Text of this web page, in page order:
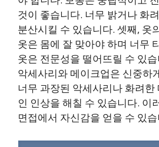
것이 좋습니다. 너무 밝거나 화
분산시킬 수 있습니다. 셋째, 옷
옷은 몸에 잘 맞아야 하며 너무
옷은 전문성을 떨어뜨릴 수 있
악세사리와 메이크업은 신중하
너무 과장된 악세사리나 화려한
인 인상을 해칠 수 있습니다. 이
면접에서 자신감을 얻을 수 있